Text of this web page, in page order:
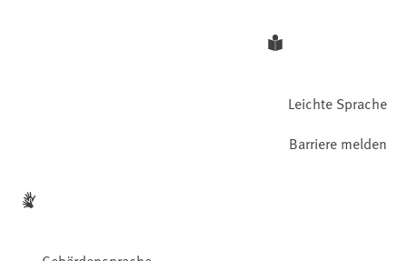
Leichte Sprache
Barriere melden